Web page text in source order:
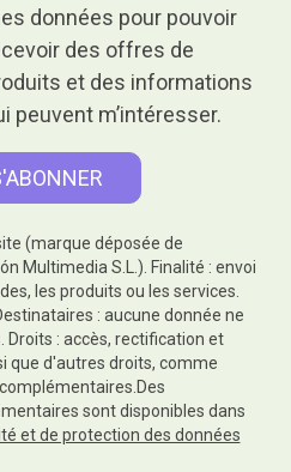
données pour pouvoir
des offres de
et des informations
peuvent m’intéresser.
(marque déposée de
Multimedia S.L.). Finalité : envoi
les produits ou les services.
: aucune donnée ne
: accès, rectification et
que d'autres droits, comme
sont disponibles dans
et de protection des données